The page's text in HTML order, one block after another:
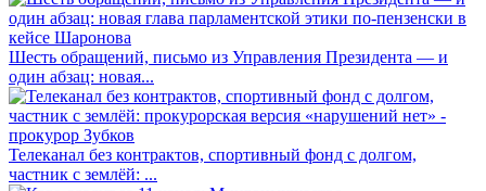
Шесть обращений, письмо из Управления Президента — и
один абзац: новая...
Телеканал без контрактов, спортивный фонд с долгом,
частник с землёй: ...